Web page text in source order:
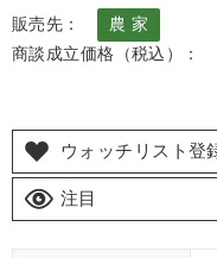
販売先：
農 家
商談成立価格（税込）：
ウォッチリスト登
注目